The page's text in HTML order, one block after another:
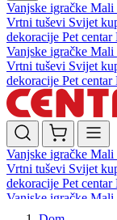
Vanjske igračke Mali
Vrtni tuševi Svijet
dekoracije Pet centar
Vanjske igračke Mali
Vrtni tuševi Svijet
dekoracije Pet centar
Vanjske igračke Mali
Vrtni tuševi Svijet
dekoracije Pet centar
Vanjske igračke Mali
Vrtni tuševi